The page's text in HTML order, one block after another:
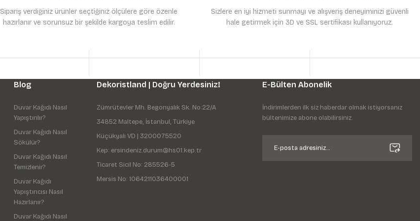
Gönder
Sipariş verdiğiniz ürünler seçtiğiniz ölçülere göre özenle
hazırlanır ve sorunsuz bir şekilde kargoya teslim edilir.
Sizlere en iyi hizmeti sunmayı ve alışveriş deneyiminizi güvenli
hale getirmek için 3D ve SSL sertifikası kullanıyoruz.
Blog
Duvar Kağıdı Nasıl
Yapıştırılır?
Duvar Kağıdı Nasıl
Sökülür?
Duvar Kağıdı Nasıl
Temizlenir?
Duvar Kağıdı
Yapıştırıcısı Nasıl
Hazırlanır?
Duvar Kağıdı Nasıl
Dekoristland | Doğru Yerdesiniz!
Zümrütevler Mh. Begonyalık Sk. No:22/A
34852 Maltepe, İstanbul, Türkiye
Küçükyalı VD | 3200075520
Kep: ersindeniz.durum@hs01.kep.tr
Ticaret Sicil No: 285526-5
Mersis No: 1064211036400001
E-Bülten Abonelik
İndirimlerden ilk siz haberdar olmak istiyorsanız
bültenimize abone olabilirsiniz.